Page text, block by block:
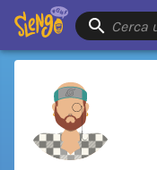
Cerca